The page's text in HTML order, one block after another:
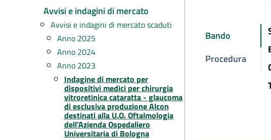
Avvisi e indagini di mercato
Avvisi e indagini di mercato scaduti
Anno 2025
Anno 2024
Anno 2023
Indagine di mercato per
dispositivi medici per chirurgia
vitroretinica cataratta - glaucoma
di esclusiva produzione Alcon
destinati alla U.O. Oftalmologia
dell’Azienda Ospedaliero
Universitaria di Bologna
Bando
Procedura